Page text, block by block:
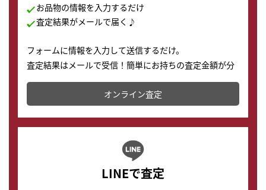
お品物の情報を入力するだけ
査定結果がメールで届く♪
フォームに情報を入力して送信するだけ。
査定結果はメールで受信！簡単にお持ちの査定金額が分
かります。
オンライン査定
LINEで査定